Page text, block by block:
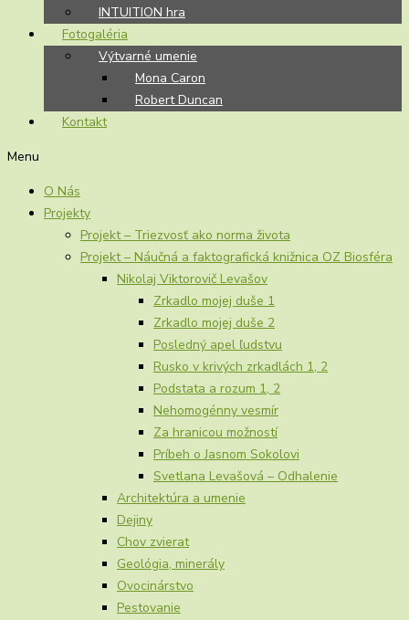
INTUITION hra
Fotogaléria
Výtvarné umenie
Mona Caron
Robert Duncan
Kontakt
Menu
O Nás
Projekty
Projekt – Triezvosť ako norma života
Projekt – Náučná a faktografická knižnica OZ Biosféra
Nikolaj Viktorovič Levašov
Zrkadlo mojej duše 1
Zrkadlo mojej duše 2
Posledný apel ľudstvu
Rusko v krivých zrkadlách 1, 2
Podstata a rozum 1, 2
Nehomogénny vesmír
Za hranicou možností
Príbeh o Jasnom Sokolovi
Svetlana Levašová – Odhalenie
Architektúra a umenie
Dejiny
Chov zvierat
Geológia, minerály
Ovocinárstvo
Pestovanie